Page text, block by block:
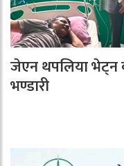
जेएन थपलिया भेट्न
भण्डारी